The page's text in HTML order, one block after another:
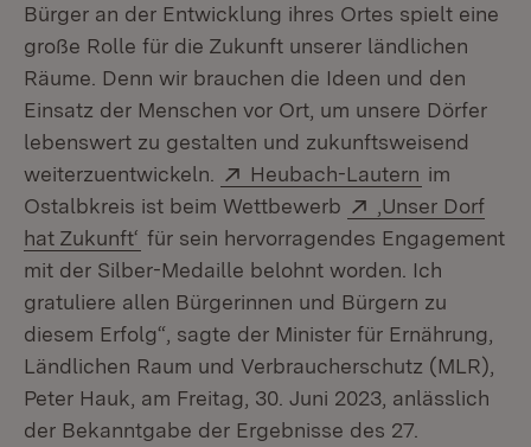
Bürger an der Entwicklung ihres Ortes spielt eine
große Rolle für die Zukunft unserer ländlichen
Räume. Denn wir brauchen die Ideen und den
Einsatz der Menschen vor Ort, um unsere Dörfer
lebenswert zu gestalten und zukunftsweisend
weiterzuentwickeln.
Extern:
Heubach-Lautern (Öffnet in
im
Ostalbkreis ist beim Wettbewerb
Extern:
‚Unser Dorf
hat Zukunft‘ (Öffnet in neuem Fenster)
für sein hervorragendes Engagement
mit der Silber-Medaille belohnt worden. Ich
gratuliere allen Bürgerinnen und Bürgern zu
diesem Erfolg“, sagte der Minister für Ernährung,
Ländlichen Raum und Verbraucherschutz (MLR),
Peter Hauk, am Freitag, 30. Juni 2023, anlässlich
der Bekanntgabe der Ergebnisse des 27.